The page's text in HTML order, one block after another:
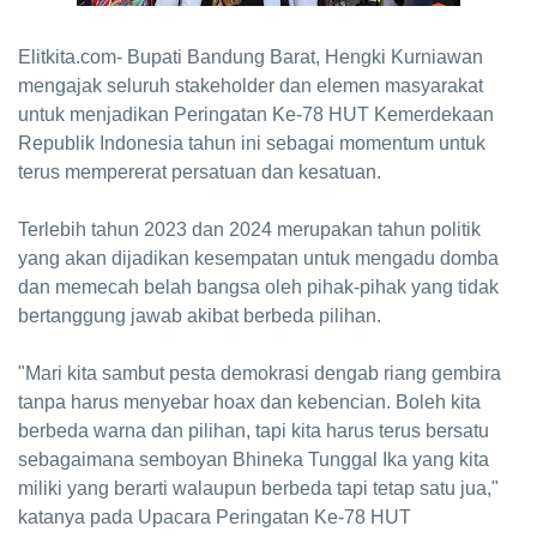
Elitkita.com- Bupati Bandung Barat, Hengki Kurniawan
mengajak seluruh stakeholder dan elemen masyarakat
untuk menjadikan Peringatan Ke-78 HUT Kemerdekaan
Republik Indonesia tahun ini sebagai momentum untuk
terus mempererat persatuan dan kesatuan.
Terlebih tahun 2023 dan 2024 merupakan tahun politik
yang akan dijadikan kesempatan untuk mengadu domba
dan memecah belah bangsa oleh pihak-pihak yang tidak
bertanggung jawab akibat berbeda pilihan.
"Mari kita sambut pesta demokrasi dengab riang gembira
tanpa harus menyebar hoax dan kebencian. Boleh kita
berbeda warna dan pilihan, tapi kita harus terus bersatu
sebagaimana semboyan Bhineka Tunggal Ika yang kita
miliki yang berarti walaupun berbeda tapi tetap satu jua,"
katanya pada Upacara Peringatan Ke-78 HUT